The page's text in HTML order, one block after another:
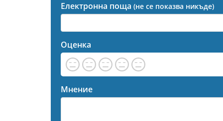
Електронна поща (не се показва никъде)
Оценка
Мнение